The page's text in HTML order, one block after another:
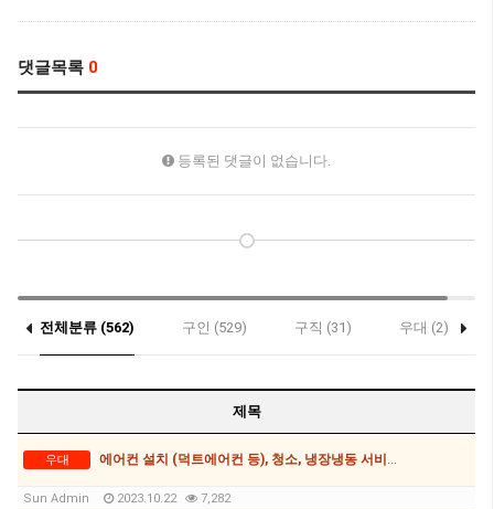
댓글목록 0
등록된 댓글이 없습니다.
전체분류 (562) 구인 (529) 구직 (31) 우대 (2)
제목
우대 에어컨 설치 (덕트에어컨 등), 청소, 냉장냉동 서비스, 쿨룸제작
Sun Admin 2023.10.22 7,282